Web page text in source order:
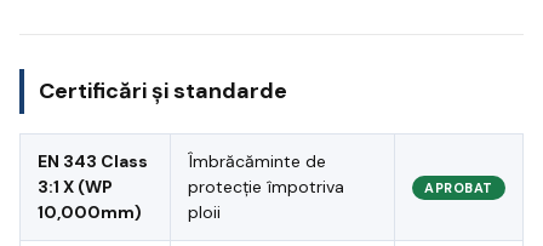
Certificări și standarde
EN 343 Class
3:1 X (WP
10,000mm)
Îmbrăcăminte de
protecție împotriva
ploii
APROBAT